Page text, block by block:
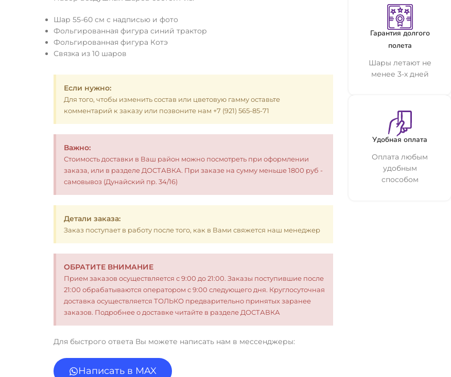
Шар 55-60 см с надписью и фото
Фольгированная фигура синий трактор
Фольгированная фигура Котэ
Связка из 10 шаров
Если нужно:
Для того, чтобы изменить состав или цветовую гамму оставьте
комментарий к заказу или позвоните нам +7 (921) 565-85-71
Важно:
Стоимость доставки в Ваш район можно посмотреть при оформлении
заказа, или в разделе ДОСТАВКА. При заказе на сумму меньше 1800 руб -
самовывоз (Дунайский пр. 34/16)
Детали заказа:
Заказ поступает в работу после того, как в Вами свяжется наш менеджер
ОБРАТИТЕ ВНИМАНИЕ
Прием заказов осуществляется с 9:00 до 21:00. Заказы поступившие после
21:00 обрабатываются оператором с 9:00 следующего дня. Круглосуточная
доставка осуществляется ТОЛЬКО предварительно принятых заранее
заказов. Подробнее о доставке читайте в разделе ДОСТАВКА
Для быстрого ответа Вы можете написать нам в мессенджеры:
Написать в MAX
Гарантия долгого
полета
Шары летают не
менее 3-х дней
Удобная оплата
Оплата любым
удобным
способом